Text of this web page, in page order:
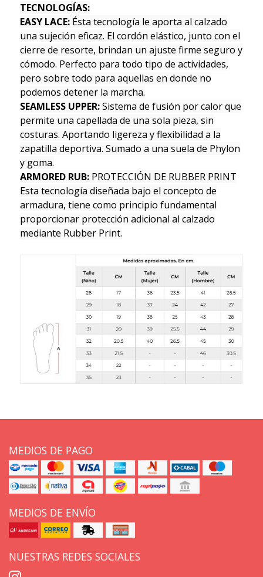
TECNOLOGÍAS:
EASY LACE:Ésta tecnología le aporta al calzado
una sujeción eficaz. El cordón elástico, junto con el
cierre de resorte, brindan un ajuste firme seguro y
cómodo. Perfecto para todo tipo de actividades,
pero sobre todo para aquellas en donde no
podemos detener la marcha.
SEAMLESS UPPER:Sistema de fusión por calor que
permite una capellada de una sola pieza, sin
costuras. Aportando ligereza y flexibilidad a la
zapatilla deportiva. Sumado a una suela de Phylon
y goma.
ARMORED RUB:PROTECCIÓN DE RUBBER PRINT
Esta tecnología diseñada bajo el concepto de
armadura, tiene como principio fundamental
proporcionar protección adicional al calzado
mediante Rubber Print.
MEDIOS DE PAGO
MEDIOS DE ENVÍO
NUESTRAS REDES SOCIALES